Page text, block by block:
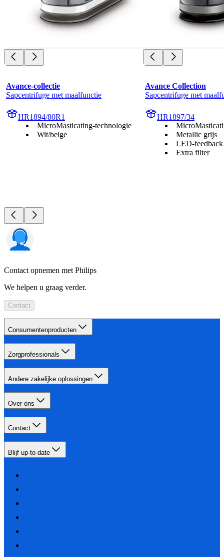
Avance-collectie
Sapcentrifuge met maalfunctie
HR1894/80R1
MicroMasticating-technologie
Wit/beige
Avance Collection
Sapcentrifuge met
HR1897/34
Metallic grijs
LED-feedback
Extra filter
Contact opnemen met Philips
We helpen u graag verder.
Contact
Consumentenproducten
Zorgprofessionals
Andere zakelijke oplossingen
Over ons
Contact
Blijf up-to-date